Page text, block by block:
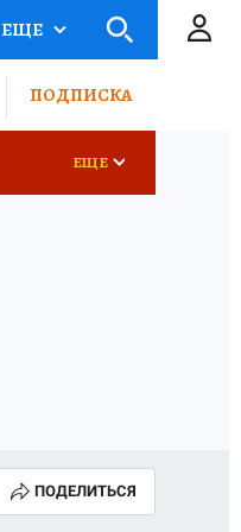
ЕЩЕ
ПОДПИСКА
ЕЩЕ
ПОДЕЛИТЬСЯ